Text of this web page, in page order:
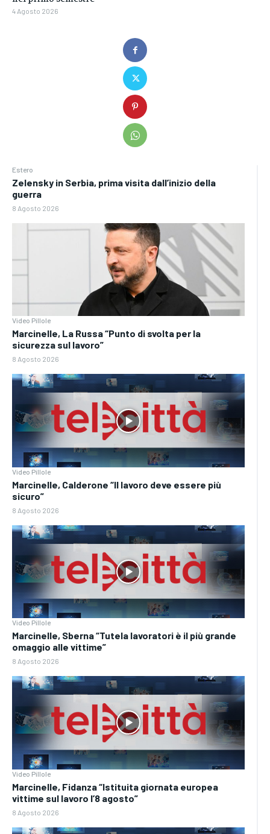
Estero
Zelensky in Serbia, prima visita dall’inizio della
guerra
8 Agosto 2026
Video Pillole
Marcinelle, La Russa “Punto di svolta per la
sicurezza sul lavoro”
8 Agosto 2026
Video Pillole
Marcinelle, Calderone “Il lavoro deve essere più
sicuro”
8 Agosto 2026
Video Pillole
Marcinelle, Sberna “Tutela lavoratori è il più grande
omaggio alle vittime”
8 Agosto 2026
Video Pillole
Marcinelle, Fidanza “Istituita giornata europea
vittime sul lavoro l’8 agosto”
8 Agosto 2026
4 Agosto 2026